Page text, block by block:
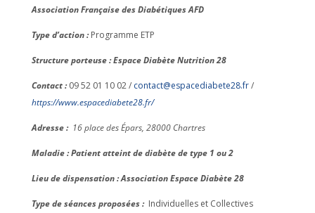
Association Française des Diabétiques AFD
Type d’action :Programme ETP
Structure porteuse : Espace Diabète Nutrition 28
Contact :09 52 01 10 02 / contact@espacediabete28.fr/
https://www.espacediabete28.fr/
Adresse : 16 place des Épars, 28000 Chartres
Maladie : Patient atteint de diabète de type 1 ou 2
Lieu de dispensation : Association Espace Diabète 28
Type de séances proposées : Individuelles et Collectives